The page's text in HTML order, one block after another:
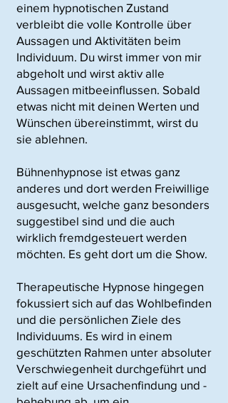
einem hypnotischen Zustand
verbleibt die volle Kontrolle über
Aussagen und Aktivitäten beim
Individuum. Du wirst immer von mir
abgeholt und wirst aktiv alle
Aussagen mitbeeinflussen. Sobald
etwas nicht mit deinen Werten und
Wünschen übereinstimmt, wirst du
sie ablehnen.
Bühnenhypnose ist etwas ganz
anderes und dort werden Freiwillige
ausgesucht, welche ganz besonders
suggestibel sind und die auch
wirklich fremdgesteuert werden
möchten. Es geht dort um die Show.
Therapeutische Hypnose hingegen
fokussiert sich auf das Wohlbefinden
und die persönlichen Ziele des
Individuums. Es wird in einem
geschützten Rahmen unter absoluter
Verschwiegenheit durchgeführt und
zielt auf eine Ursachenfindung und -